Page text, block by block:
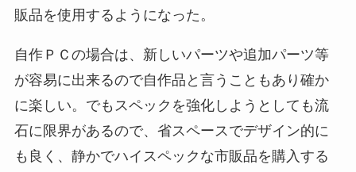
販品を使用するようになった。
自作ＰＣの場合は、新しいパーツや追加パーツ等
が容易に出来るので自作品と言うこともあり確か
に楽しい。でもスペックを強化しようとしても流
石に限界があるので、省スペースでデザイン的に
も良く、静かでハイスペックな市販品を購入する